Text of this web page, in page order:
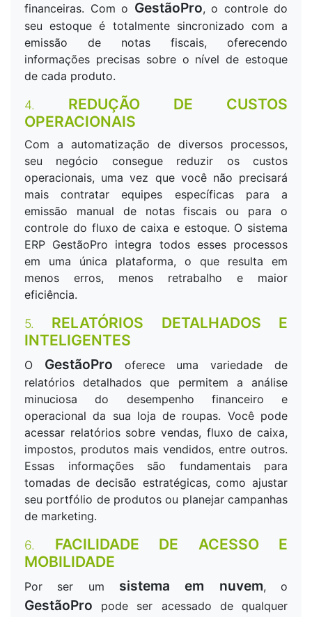
financeiras. Com o GestãoPro, o controle do
seu estoque é totalmente sincronizado com a
emissão de notas fiscais, oferecendo
informações precisas sobre o nível de estoque
de cada produto.
4. REDUÇÃO DE CUSTOS
OPERACIONAIS
Com a automatização de diversos processos,
seu negócio consegue reduzir os custos
operacionais, uma vez que você não precisará
mais contratar equipes específicas para a
emissão manual de notas fiscais ou para o
controle do fluxo de caixa e estoque. O sistema
ERP GestãoPro integra todos esses processos
em uma única plataforma, o que resulta em
menos erros, menos retrabalho e maior
eficiência.
5. RELATÓRIOS DETALHADOS E
INTELIGENTES
O GestãoPro oferece uma variedade de
relatórios detalhados que permitem a análise
minuciosa do desempenho financeiro e
operacional da sua loja de roupas. Você pode
acessar relatórios sobre vendas, fluxo de caixa,
impostos, produtos mais vendidos, entre outros.
Essas informações são fundamentais para
tomadas de decisão estratégicas, como ajustar
seu portfólio de produtos ou planejar campanhas
de marketing.
6. FACILIDADE DE ACESSO E
MOBILIDADE
Por ser um sistema em nuvem, o
GestãoPro pode ser acessado de qualquer